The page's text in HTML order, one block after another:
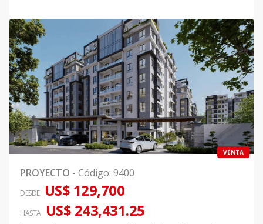
VENTA
PROYECTO - Código: 9400
DESDE US$ 129,700
HASTA US$ 243,431.25